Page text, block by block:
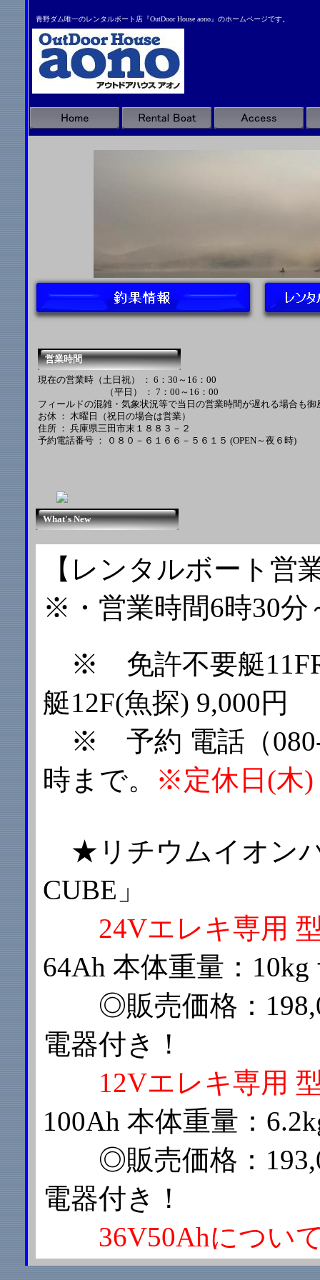
青野ダム唯一のレンタルボート店『OutDoor House aono』のホームページです。
営業時間
現在の営業時（土日祝） ： 6：30～16：00
（平日） ： 7：00～16：00
フィールドの混雑・気象状況等で当日の営業時間が遅れる場合も御
お休 ： 木曜日（祝日の場合は営業）
住所 ： 兵庫県三田市末１８８３－２
予約電話番号 ： ０８０－６１６６－５６１５ (OPEN～夜６時)
What's New
【レンタルボート
※・営業時間6時30分
※ 免許不要艇
艇12F(魚探) 9,000円
※ 予約 電話（080-
時まで。
※定休日(木)
★リチウムイオン
CUBE」
24Vエレキ専用
64Ah 本体重量：
◎販売価格：
電器付き！
12Vエレキ専用
100Ah 本体重量：
◎販売価格：
電器付き！
36V50Ahについ